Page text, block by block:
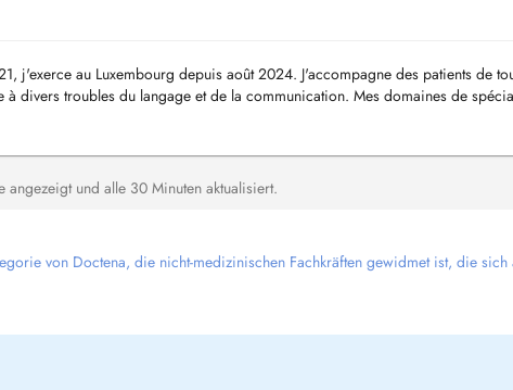
j'exerce au Luxembourg depuis août 2024. J'accompagne des patients de
divers troubles du langage et de la communication. Mes domaines de
und alle 30 Minuten aktualisiert.
von Doctena, die nicht-medizinischen Fachkräften gewidmet ist, die